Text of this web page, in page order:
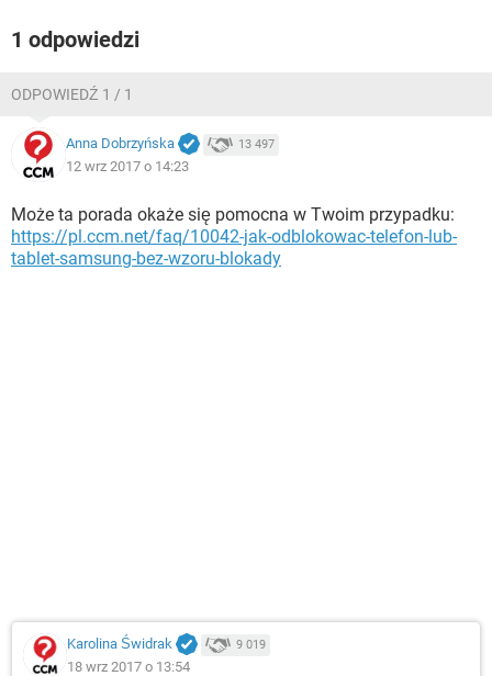
1 odpowiedzi
ODPOWIEDŹ 1 / 1
Anna Dobrzyńska 13 497
12 wrz 2017 o 14:23
Może ta porada okaże się pomocna w Twoim przypadku:
https://pl.ccm.net/faq/10042-jak-odblokowac-telefon-lub-
tablet-samsung-bez-wzoru-blokady
Karolina Świdrak 9 019
18 wrz 2017 o 13:54